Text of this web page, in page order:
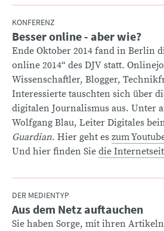
KONFERENZ
:Besser online - aber wie?
Ende Oktober 2014 fand in Berlin
online 2014“ des DJV statt.
Wissenschaftler, Blogger,
Interessierte tauschten sich über
digitalen Journalismus aus. Unter
Wolfgang Blau, Leiter Digitales
Guardian. Hier geht es zum
Und hier finden Sie die
DER MEDIENTYP
:Aus dem Netz auftauchen
Sie haben Sorge, mit ihren